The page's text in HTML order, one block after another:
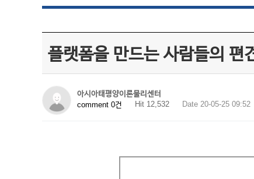
플랫폼을 만드는 사람들의 편
아시아태평양이론물리센터
comment 0건
Hit 12,532 Date 20-05-25 09:52